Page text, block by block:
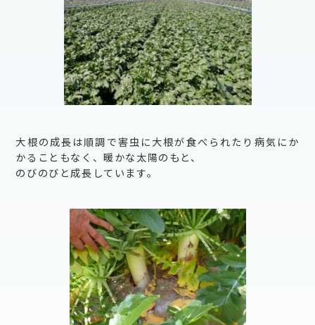
大根の成長は順調で害虫に大根が食べられたり病気にか
かることもなく、暖かな太陽のもと、
のびのびと成長しています。